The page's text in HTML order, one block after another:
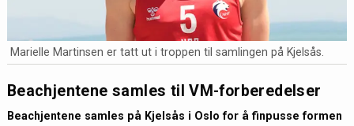
Marielle Martinsen er tatt ut i troppen til samlingen på Kjelsås.
Beachjentene samles til VM-forberedelser
Beachjentene samles på Kjelsås i Oslo for å finpusse formen